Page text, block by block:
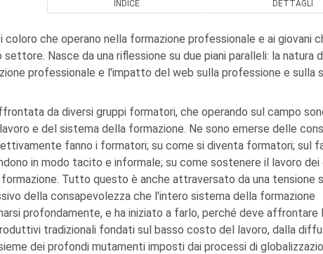
INDICE DETTAGLI
che operano nella formazione professionale e ai giovani
Nasce da una riflessione su due piani paralleli: la natura
professionale e l'impatto del web sulla professione e sulla
da diversi gruppi formatori, che operando sul campo
e del sistema della formazione. Ne sono emerse delle
fanno i formatori; su come si diventa formatori; sul
in modo tacito e informale; su come sostenere il lavoro
Tutto questo è anche attraversato da una
della consapevolezza che l'intero sistema della formazione
profondamente, e ha iniziato a farlo, perché deve affrontare
tradizionali fondati sul basso costo del lavoro, dalla
dei profondi mutamenti imposti dai processi di